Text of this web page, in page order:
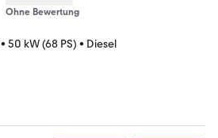
Ohne Bewertung
• 50 kW (68 PS) • Diesel